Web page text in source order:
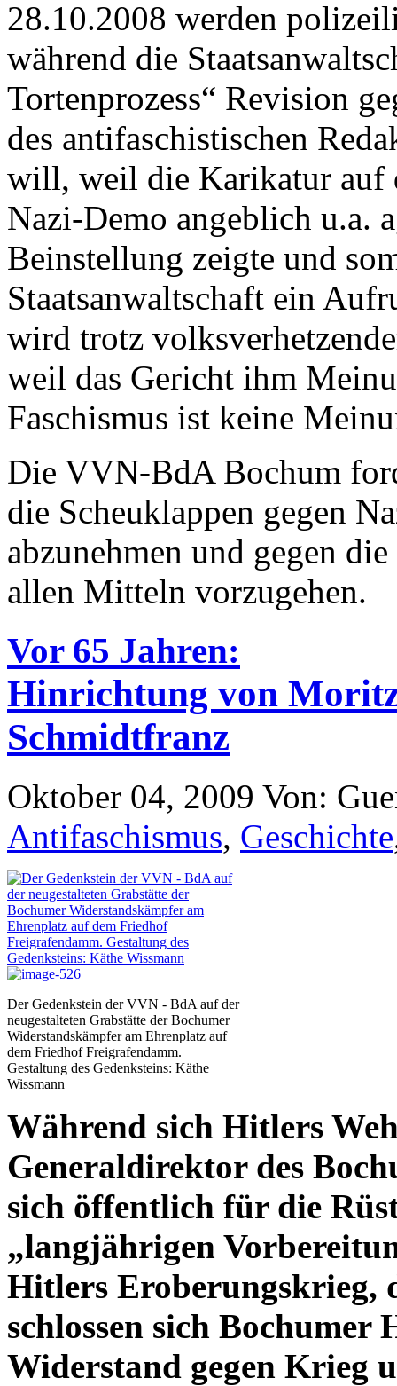
28.10.2008 werden
während die
Tortenprozess“ Revision
des antifaschistischen
will, weil die Karikatur auf
Nazi-Demo angeblich u.a.
Beinstellung zeigte und
Staatsanwaltschaft ein
wird trotz
weil das Gericht ihm
Faschismus ist keine
Die VVN-BdA Bochum
die Scheuklappen gegen
abzunehmen und gegen
allen Mitteln vorzugehen.
Vor 65 Jahren:
Hinrichtung von
Schmidtfranz
Oktober 04, 2009 Von:
Antifaschismus, Geschichte
Der Gedenkstein der VVN - BdA auf der
neugestalteten Grabstätte der Bochumer
Widerstandskämpfer am Ehrenplatz auf
dem Friedhof Freigrafendamm.
Gestaltung des Gedenksteins: Käthe
Wissmann
Während sich Hitlers
Generaldirektor des
sich öffentlich für die
„langjährigen
Hitlers Eroberungskrieg,
schlossen sich Bochumer
Widerstand gegen Krieg